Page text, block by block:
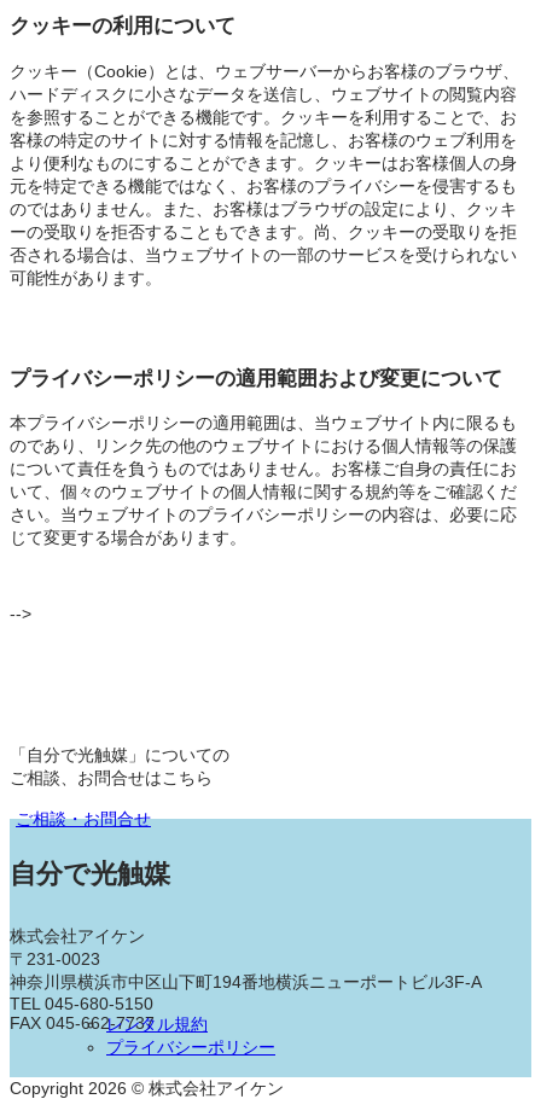
クッキーの利用について
クッキー（Cookie）とは、ウェブサーバーからお客様のブラウザ、
ハードディスクに小さなデータを送信し、ウェブサイトの閲覧内容
を参照することができる機能です。クッキーを利用することで、お
客様の特定のサイトに対する情報を記憶し、お客様のウェブ利用を
より便利なものにすることができます。クッキーはお客様個人の身
元を特定できる機能ではなく、お客様のプライバシーを侵害するも
のではありません。また、お客様はブラウザの設定により、クッキ
ーの受取りを拒否することもできます。尚、クッキーの受取りを拒
否される場合は、当ウェブサイトの一部のサービスを受けられない
可能性があります。
プライバシーポリシーの適用範囲および変更について
本プライバシーポリシーの適用範囲は、当ウェブサイト内に限るも
のであり、リンク先の他のウェブサイトにおける個人情報等の保護
について責任を負うものではありません。お客様ご自身の責任にお
いて、個々のウェブサイトの個人情報に関する規約等をご確認くだ
さい。当ウェブサイトのプライバシーポリシーの内容は、必要に応
じて変更する場合があります。
-->
「自分で光触媒」についての
ご相談、お問合せはこちら
ご相談・お問合せ
自分で光触媒
株式会社アイケン
〒231-0023
神奈川県横浜市中区山下町194番地横浜ニューポートビル3F-A
TEL 045-680-5150
FAX 045-662-7737レンタル規約
プライバシーポリシー
Copyright 2026 © 株式会社アイケン